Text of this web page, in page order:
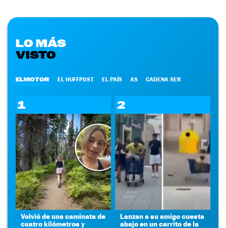
LO MÁS
VISTO
ELMOTOR EL HUFFPOST EL PAÍS AS CADENA SER
1
Volvió de una caminata de
cuatro kilómetros y
2
Lanzan a su amigo cuesta
abajo en un carrito de la